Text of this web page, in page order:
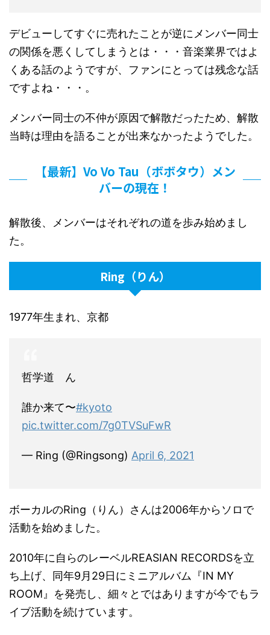
デビューしてすぐに売れたことが逆にメンバー同士
の関係を悪くしてしまうとは・・・音楽業界ではよ
くある話のようですが、ファンにとっては残念な話
ですよね・・・。
メンバー同士の不仲が原因で解散だったため、解散
当時は理由を語ることが出来なかったようでした。
【最新】Vo Vo Tau（ボボタウ）メン
バーの現在！
解散後、メンバーはそれぞれの道を歩み始めまし
た。
Ring（りん）
1977年生まれ、京都
哲学道 ん
誰か来て〜#kyoto
pic.twitter.com/7g0TVSuFwR
— Ring (@Ringsong) April 6, 2021
ボーカルのRing（りん）さんは2006年からソロで
活動を始めました。
2010年に自らのレーベルREASIAN RECORDSを立
ち上げ、同年9月29日にミニアルバム『IN MY
ROOM』を発売し、細々とではありますが今でもラ
イブ活動を続けています。